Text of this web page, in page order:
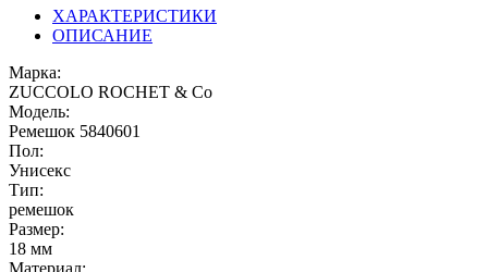
ХАРАКТЕРИСТИКИ
ОПИСАНИЕ
Марка:
ZUCCOLO ROCHET & Cо
Модель:
Ремешок 5840601
Пол:
Унисекс
Тип:
ремешок
Размер:
18 мм